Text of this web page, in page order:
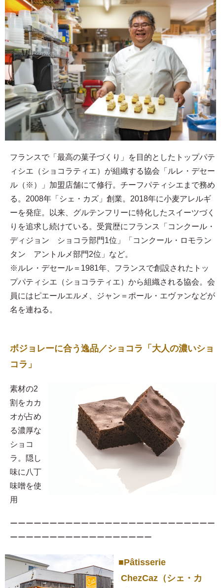
フランスで「最高の菓子づくり」を目的としたトップパテ
ィシエ（ショコラティエ）が組織する協会「ルレ・デセー
ル（※）」加盟店舗にて修行。チーフパティシエまで務め
る。2008年「シェ・カズ」創業。2018年に小麦アレルギ
ーを発症。以来、グルテンフリーに特化したスイーツづく
りを追求し続けている。受賞歴にフランス「コンクール・
ディジョン ショコラ部門1位」「コンクール・ロモラン
タン アントルメ部門2位」など。
※ルレ・デセール＝1981年、フランスで創設されたトッ
プパティシエ（ショコラティエ）から組織される協会。会
員にはピエールエルメ、ジャン＝ポール・エヴァンなどが
名を連ねる。
ボジョレーに合う逸品／ショコラ「大人の濃いショ
コラ」
素材の2
割をカカ
オが占め
る濃厚な
ショコ
ラ。隠し
味に八丁
味噌を使
用​
ーーーーーーーーーーーーーーーーーーーーーーーーーー
ーーーーーーーーーーーーーーーーーー
■Pâtisserie
ChezCaz（シェ・カ